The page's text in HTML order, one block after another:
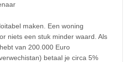
maken. Een woning
niets een stuk minder waard. Als
van 200.000 Euro
betaal je circa 5%